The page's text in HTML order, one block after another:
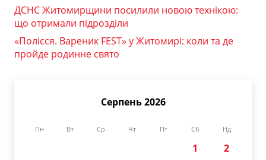
ДСНС Житомирщини посилили новою технікою:
що отримали підрозділи
«Полісся. Вареник FEST» у Житомирі: коли та де
пройде родинне свято
Серпень 2026
Пн Вт Ср Чт Пт Сб Нд
1
2